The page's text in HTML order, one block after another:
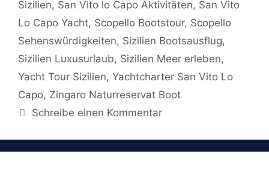
Sizilien, San Vito lo Capo Aktivitäten, San Vito
Lo Capo Yacht, Scopello Bootstour, Scopello
Sehenswürdigkeiten, Sizilien Bootsausflug,
Sizilien Luxusurlaub, Sizilien Meer erleben,
Yacht Tour Sizilien, Yachtcharter San Vito Lo
Capo, Zingaro Naturreservat Boot
Schreibe einen Kommentar